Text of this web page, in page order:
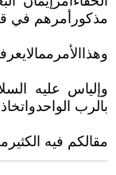
مذكورأمرهم في
وإلياس عليه
بالرب
مقالكم فيه